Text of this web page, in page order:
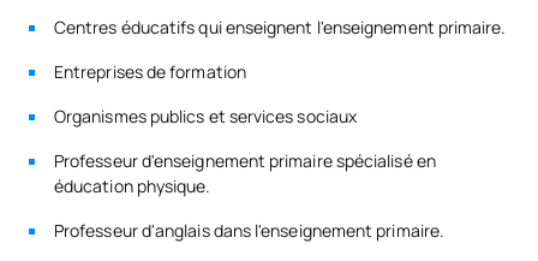
la diversité
S0350734
Travail au sein d'équipes
pluridisciplinaires pour les
thérapeutique
Compétences
Centres éducatifs qui enseignent l'enseignement primaire.
Entreprises de formation
Organismes publics et services sociaux
Professeur d'enseignement primaire spécialisé en
éducation physique.
Professeur d'anglais dans l'enseignement primaire.